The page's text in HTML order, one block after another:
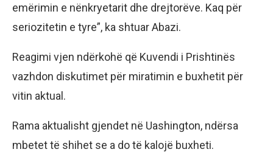
emërimin e nënkryetarit dhe drejtorëve. Kaq për
seriozitetin e tyre”, ka shtuar Abazi.
Reagimi vjen ndërkohë që Kuvendi i Prishtinës
vazhdon diskutimet për miratimin e buxhetit për
vitin aktual.
Rama aktualisht gjendet në Uashington, ndërsa
mbetet të shihet se a do të kalojë buxheti.